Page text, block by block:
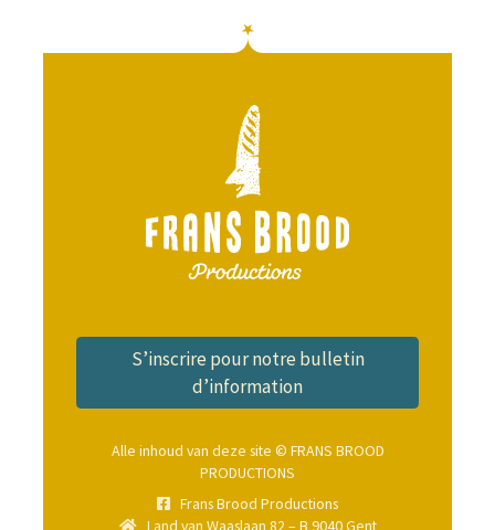
S’inscrire pour notre bulletin
d’information
Alle inhoud van deze site © FRANS BROOD
PRODUCTIONS
Frans Brood Productions
Land van Waaslaan 82 – B 9040 Gent